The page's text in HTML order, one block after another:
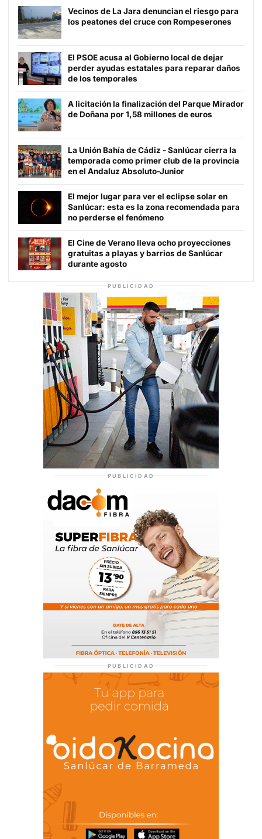
Vecinos de La Jara denuncian el riesgo para
los peatones del cruce con Rompeserones
El PSOE acusa al Gobierno local de dejar
perder ayudas estatales para reparar daños
de los temporales
A licitación la finalización del Parque Mirador
de Doñana por 1,58 millones de euros
La Unión Bahía de Cádiz - Sanlúcar cierra la
temporada como primer club de la provincia
en el Andaluz Absoluto-Junior
El mejor lugar para ver el eclipse solar en
Sanlúcar: esta es la zona recomendada para
no perderse el fenómeno
El Cine de Verano lleva ocho proyecciones
gratuitas a playas y barrios de Sanlúcar
durante agosto
PUBLICIDAD
PUBLICIDAD
PUBLICIDAD